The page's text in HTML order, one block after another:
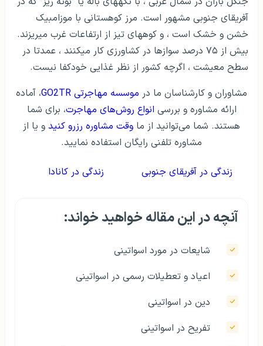
آفریقای جنوبی مشهور است. مرز کوهستانی با موزامبیک
خشن و خشک است ، و کوه­های تیز از ارتفاعات غرب می­ریزند.
بیش از ۷۵ درصد سوازها در کشاورزی کار می­کنند ، عمدتا در
سطح معیشت ، اگرچه کشور از نظر غذایی خودکفا نیست.
مشاوران و کارشناسان ما در موسسه مهاجرتی GO2TR
، آماده
ارائه مشاوره و بررسی انواع روش‌های مهاجرت، برای شما
هستند. شما می‌توانید از ما وقت مشاوره رزرو کنید و یا از
مشاوره تلفنی رایگان استفاده نمایید.
زندگی در آفریقای جنوبی زندگی در کانادا
آنچه در این مقاله خواهید خواند:
شایعات در مورد اسواتینی
اعیاد و تعطیلات رسمی در اسواتینی
دین در اسواتینی
تفریح در اسواتینی